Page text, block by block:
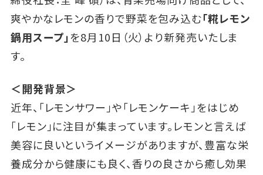
爽やかなレモンの香りで野菜を包み込む「糀レモン
鍋用スープ」を8月10日（火）より新発売いたしま
す。
＜開発背景＞
近年、「レモンサワー」や「レモンケーキ」をはじめ
「レモン」に注目が集まっています。レモンと言えば
美容に良いというイメージがありますが、豊富な栄
養成分から健康にも良く、香りの良さから癒し効果